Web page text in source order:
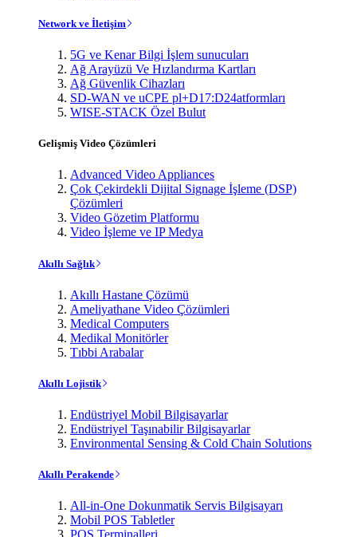
Network ve İletişim
5G ve Kenar Bilgi İşlem sunucuları
Ağ Arayüzü Ve Hızlandırma Kartları
Ağ Güvenlik Cihazları
SD-WAN ve uCPE pl+D17:D24atformları
WISE-STACK Özel Bulut
Gelişmiş Video Çözümleri
Advanced Video Appliances
Çok Çekirdekli Dijital Signage İşleme (DSP)
Çözümleri
Video Gözetim Platformu
Video İşleme ve IP Medya
Akıllı Sağlık
Akıllı Hastane Çözümü
Ameliyathane Video Çözümleri
Medical Computers
Medikal Monitörler
Tıbbi Arabalar
Akıllı Lojistik
Endüstriyel Mobil Bilgisayarlar
Endüstriyel Taşınabilir Bilgisayarlar
Environmental Sensing & Cold Chain Solutions
Akıllı Perakende
All-in-One Dokunmatik Servis Bilgisayarı
Mobil POS Tabletler